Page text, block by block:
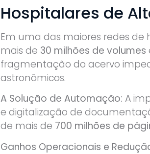
Hospitalares de
Em uma das maiores redes de
mais de 30 milhões de volumes
fragmentação do acervo
astronômicos.
A Solução de Automação: A
e digitalização de
de mais de 700 milhões de
Ganhos Operacionais e